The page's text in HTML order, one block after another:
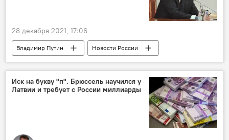
28 декабря 2021, 17:06
Владимир Путин
Новости России
Россия
безопасность
политика
президент
саммит
коронавирус
СНГ
Иск на букву "п". Брюссель научился у
Латвии и требует с России миллиарды